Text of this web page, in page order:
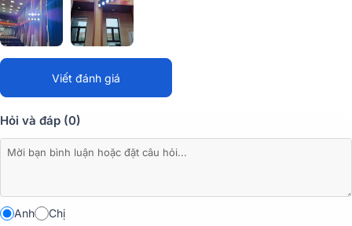
Với chế độ kênh 8 hoặc 9 kênh và các tùy chọn điều khiển như
DMX512, điều khiển master-slave, tự động, và điều khiển bằng
Viết đánh giá
Hỏi và đáp (0)
Anh Chị